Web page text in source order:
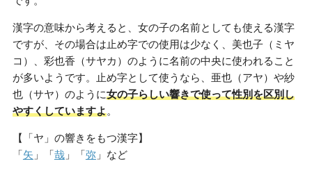
漢字の意味から考えると、女の子の名前としても使える漢字
ですが、その場合は止め字での使用は少なく、美也子（ミヤ
コ）、彩也香（サヤカ）のように名前の中央に使われること
が多いようです。止め字として使うなら、亜也（アヤ）や紗
也（サヤ）のように女の子らしい響きで使って性別を区別し
やすくしていますよ。
【「ヤ」の響きをもつ漢字】
「矢 」「哉」「弥」など